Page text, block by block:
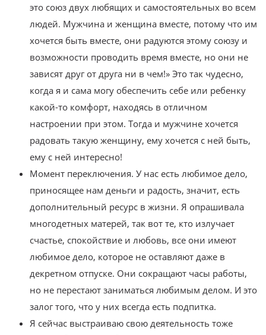
это союз двух любящих и самостоятельных во всем
людей. Мужчина и женщина вместе, потому что им
хочется быть вместе, они радуются этому союзу и
возможности проводить время вместе, но они не
зависят друг от друга ни в чем!» Это так чудесно,
когда я и сама могу обеспечить себе или ребенку
какой-то комфорт, находясь в отличном
настроении при этом. Тогда и мужчине хочется
радовать такую женщину, ему хочется с ней быть,
ему с ней интересно!
Момент переключения. У нас есть любимое дело,
приносящее нам деньги и радость, значит, есть
дополнительный ресурс в жизни. Я опрашивала
многодетных матерей, так вот те, кто излучает
счастье, спокойствие и любовь, все они имеют
любимое дело, которое не оставляют даже в
декретном отпуске. Они сокращают часы работы,
но не перестают заниматься любимым делом. И это
залог того, что у них всегда есть подпитка.
Я сейчас выстраиваю свою деятельность тоже